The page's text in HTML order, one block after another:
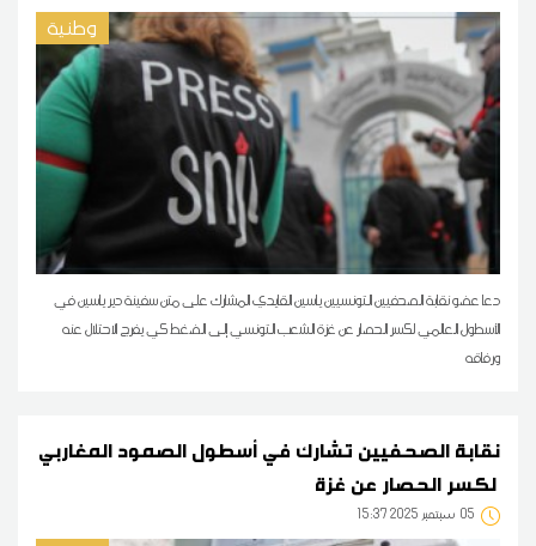
وطنية
دعا عضو نقابة الصحفيين التونسيين ياسين القايدي المشارك على متن سفينة دير ياسين في
الأسطول العالمي لكسر الحصار عن غزة الشعب التونسي إلى الضغط كي يفرج الاحتلال عنه
ورفاقه
نقابة الصحفيين تشارك في أسطول الصمود المغاربي
05 15:37 2025 سبتمبر